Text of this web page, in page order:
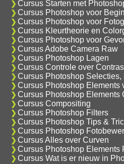
Cursus Starten met
Cursus Photoshop voor
Cursus Photoshop voor
Cursus Kleurtheorie en
Cursus Photoshop voor
Cursus Adobe Camera Raw
Cursus Photoshop Lagen
Cursus Controle over
Cursus Photoshop
Cursus Photoshop Elements
Cursus Photoshop Elements
Cursus Compositing
Cursus Photoshop Filters
Cursus Photoshop Tips &
Cursus Photoshop
Cursus Alles over Curven
Cursus Photoshop Elements
Cursus Wat is er nieuw in